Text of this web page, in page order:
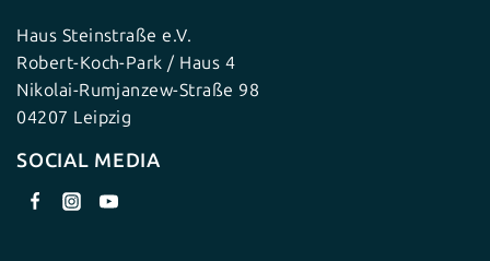
Haus Steinstraße e.V.
Robert-Koch-Park / Haus 4
Nikolai-Rumjanzew-Straße 98
04207 Leipzig
SOCIAL MEDIA